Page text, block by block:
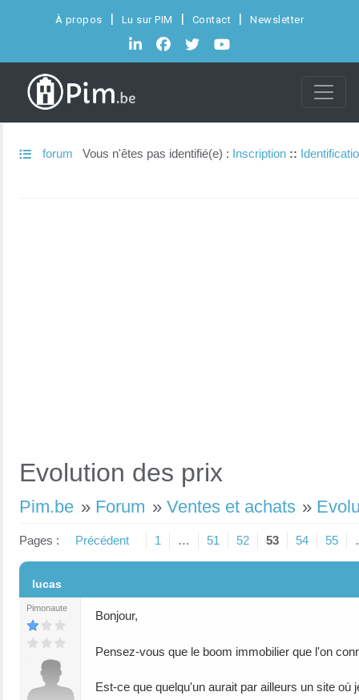
À propos Lu sur PIM Contact Newsletter
forum Vous n'êtes pas identifié(e) : Inscription ::
Evolution des prix
Pim.be » Forum » Ventes et achats »
Pages : Précédent 1 … 51 52 53 54 55
lucas
Pimonaute
Bonjour,
Pensez-vous que le boom immobilier que l'on
Est-ce que quelqu'un aurait par ailleurs un site